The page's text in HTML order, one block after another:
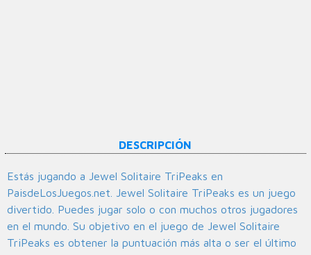
DESCRIPCIÓN
Estás jugando a Jewel Solitaire TriPeaks en
PaisdeLosJuegos.net. Jewel Solitaire TriPeaks es un juego
divertido. Puedes jugar solo o con muchos otros jugadores
en el mundo. Su objetivo en el juego de Jewel Solitaire
TriPeaks es obtener la puntuación más alta o ser el último